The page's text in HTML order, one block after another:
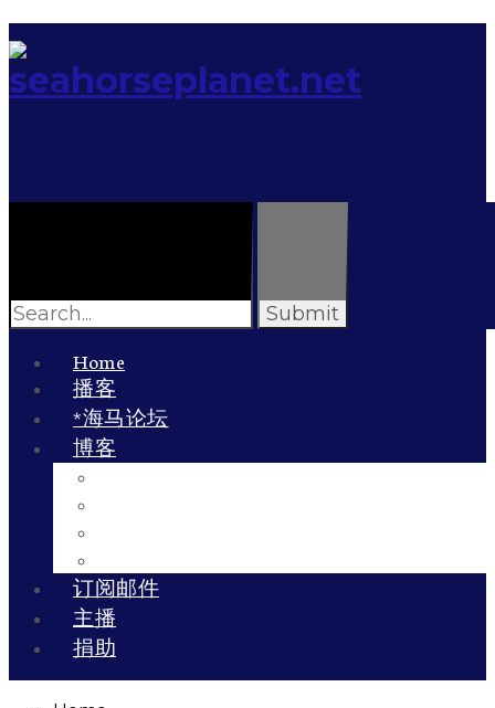
Home
播客
*海马论坛
博客
订阅邮件
主播
捐助